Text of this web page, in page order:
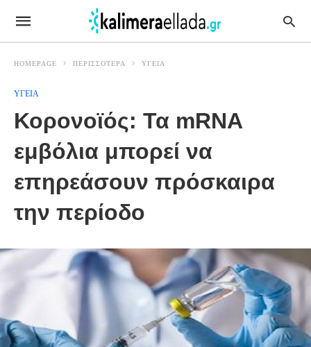
HOMEPAGE ΠΕΡΙΣΣΟΤΕΡΑ ΥΓΕΙΑ
ΥΓΕΙΑ
Κορονοϊός: Τα mRNA
εμβόλια μπορεί να
επηρεάσουν πρόσκαιρα
την περίοδο